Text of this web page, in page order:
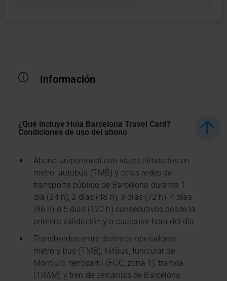
Información
¿Qué incluye Hola Barcelona Travel Card?
Condiciones de uso del abono
Abono unipersonal con viajes ilimitados en
metro, autobús (TMB) y otras redes de
transporte público de Barcelona durante 1
día (24 h), 2 días (48 h), 3 días (72 h), 4 días
(96 h) o 5 días (120 h) consecutivos desde la
primera validación y a cualquier hora del día.
Transbordos entre distintos operadores:
metro y bus (TMB), NitBus, funicular de
Montjuïc, ferrocarril (FGC, zona 1), tranvía
(TRAM) y tren de cercanías de Barcelona